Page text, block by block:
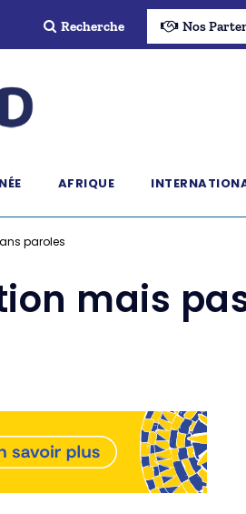
Recherche Nos
AFRIQUE
paroles
mais